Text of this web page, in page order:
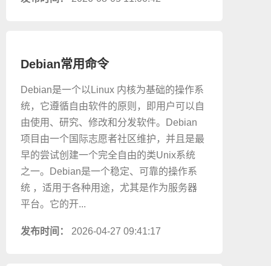
Debian常用命令
Debian是一个以Linux 内核为基础的操作系
统，它遵循自由软件的原则，即用户可以自
由使用、研究、修改和分发软件。Debian
项目由一个国际志愿者社区维护，并且是最
早的尝试创建一个完全自由的类Unix系统
之一。Debian是一个稳定、可靠的操作系
统 ，适用于各种用途，尤其是作为服务器
平台。它的开...
发布时间： 2026-04-27 09:41:17